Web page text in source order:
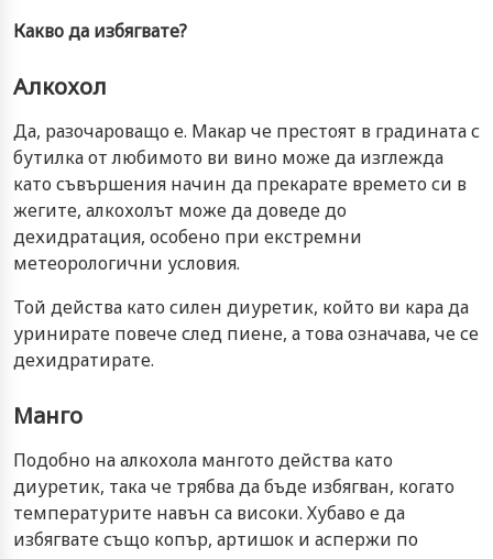
Какво да избягвате?
Алкохол
Да, разочароващо е. Макар че престоят в градината с
бутилка от любимото ви вино може да изглежда
като съвършения начин да прекарате времето си в
жегите, алкохолът може да доведе до
дехидратация, особено при екстремни
метеорологични условия.
Той действа като силен диуретик, който ви кара да
уринирате повече след пиене, а това означава, че се
дехидратирате.
Манго
Подобно на алкохола мангото действа като
диуретик, така че трябва да бъде избягван, когато
температурите навън са високи. Хубаво е да
избягвате също копър, артишок и аспержи по